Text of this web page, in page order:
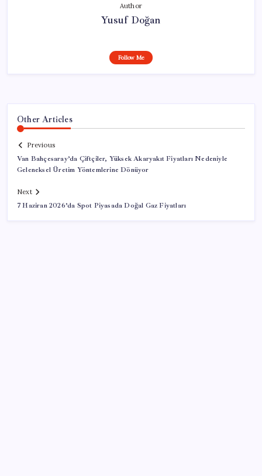
Author
Yusuf Doğan
Follow Me
Other Articles
Previous
Van Bahçesaray’da Çiftçiler, Yüksek Akaryakıt Fiyatları Nedeniyle
Geleneksel Üretim Yöntemlerine Dönüyor
Next
7 Haziran 2026’da Spot Piyasada Doğal Gaz Fiyatları